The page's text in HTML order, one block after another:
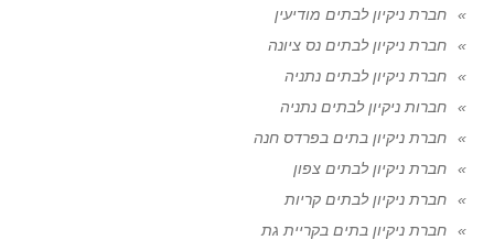
חברת ניקיון לבתים מודיעין
חברת ניקיון לבתים נס ציונה
חברת ניקיון לבתים נתניה
חברות ניקיון לבתים נתניה
חברת ניקיון בתים בפרדס חנה
חברת ניקיון לבתים צפון
חברת ניקיון לבתים קריות
חברת ניקיון בתים בקריית גת